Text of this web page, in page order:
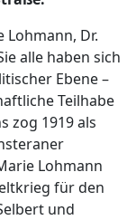
Lohmann, Dr.
alle haben sich
Ebene –
Teilhabe
zog 1919 als
Lohmann
für den
und